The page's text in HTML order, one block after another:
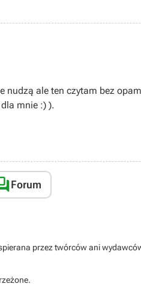
nudzą ale ten czytam bez
mnie :) ).
Forum
przez twórców ani